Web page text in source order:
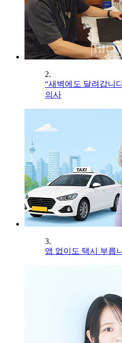
2.
“새벽에도 달려갑니
의사
3.
앱 없이도 택시 부릅